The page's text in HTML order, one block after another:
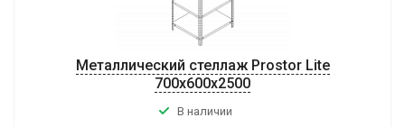
Металлический стеллаж Prostor Lite
700x600x2500
В наличии